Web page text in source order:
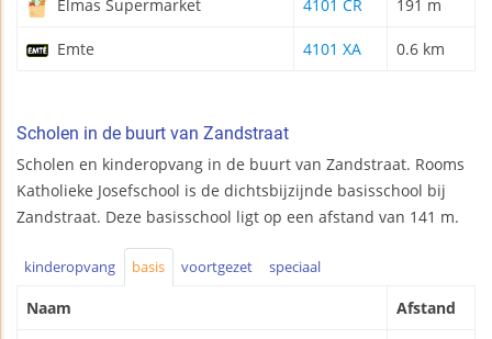
Elmas Supermarket 4101 CR 191 m
Emte 4101 XA 0.6 km
Scholen in de buurt van Zandstraat
Scholen en kinderopvang in de buurt van Zandstraat. Rooms
Katholieke Josefschool is de dichtsbijzijnde basisschool bij
Zandstraat. Deze basisschool ligt op een afstand van 141 m.
kinderopvang basis voortgezet speciaal
Naam Afstand